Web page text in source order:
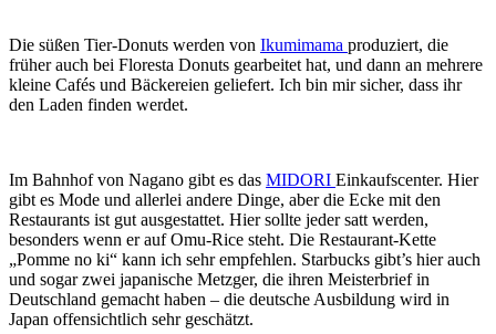
Die süßen Tier-Donuts werden von Ikumimama produziert, die
früher auch bei Floresta Donuts gearbeitet hat, und dann an mehrere
kleine Cafés und Bäckereien geliefert. Ich bin mir sicher, dass ihr
den Laden finden werdet.
Im Bahnhof von Nagano gibt es das MIDORI Einkaufscenter. Hier
gibt es Mode und allerlei andere Dinge, aber die Ecke mit den
Restaurants ist gut ausgestattet. Hier sollte jeder satt werden,
besonders wenn er auf Omu-Rice steht. Die Restaurant-Kette
„Pomme no ki“ kann ich sehr empfehlen. Starbucks gibt’s hier auch
und sogar zwei japanische Metzger, die ihren Meisterbrief in
Deutschland gemacht haben – die deutsche Ausbildung wird in
Japan offensichtlich sehr geschätzt.